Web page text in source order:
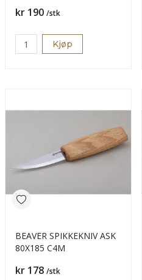
Pris
kr 190 /stk
Kjøp
BEAVER SPIKKEKNIV ASK
80X185 C4M
Pris
kr 178 /stk